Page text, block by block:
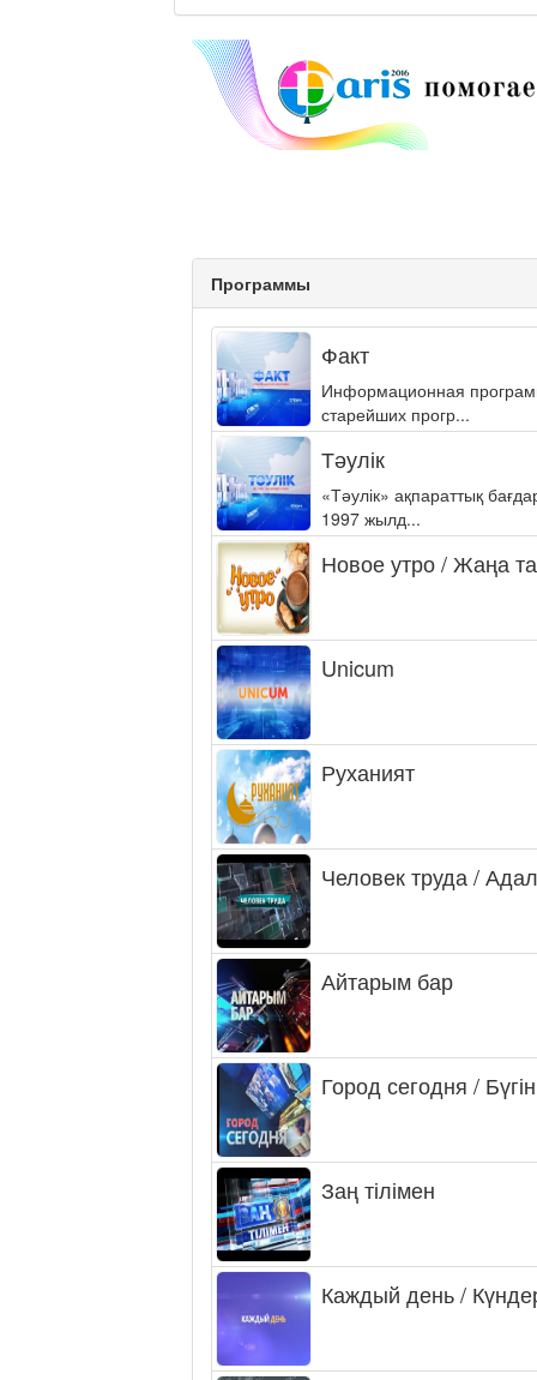
Программы
Факт
Информационная
старейших прогр...
Тәулік
«Тәулік» ақпараттық
1997 жылд...
Новое утро / Жаңа
Unicum
Руханият
Человек труда /
Айтарым бар
Город сегодня /
Заң тілімен
Каждый день /